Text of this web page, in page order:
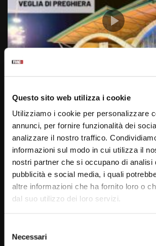
Questo sito web utilizza i cookie
Utilizziamo i cookie per personalizzare
annunci, per fornire funzionalità dei
analizzare il nostro traffico.
informazioni sul modo in cui utilizza il
nostri partner che si occupano di analisi
pubblicità e social media, i quali
altre informazioni che ha fornito loro o
dal suo utilizzo dei loro servizi.
delNecessari
01:06:29
Preghiera sotto la Croce – Veglia di
settembre 2022
STAFF
22/09/2022
0
17.5K 526 0